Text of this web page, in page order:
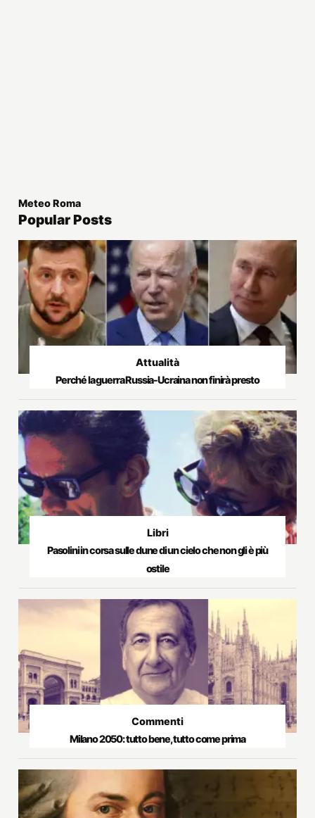
Meteo Roma
Popular Posts
Attualità
Perché la guerra Russia-Ucraina non finirà presto
Libri
Pasolini in corsa sulle dune di un cielo che non gli è più
ostile
Commenti
Milano 2050: tutto bene, tutto come prima